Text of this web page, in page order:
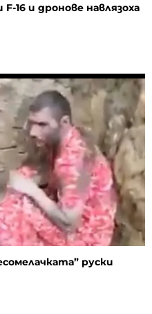
16 и дронове навлязоха
руски